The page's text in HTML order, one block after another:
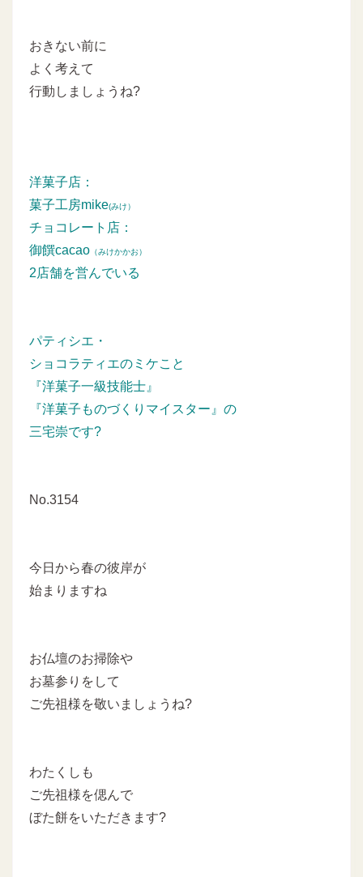
おきない前に
よく考えて
行動しましょうね?
洋菓子店：
菓子工房mike(みけ）
チョコレート店：
御饌cacao （みけかかお）
2店舗を営んでいる
パティシエ・
ショコラティエのミケこと
『洋菓子一級技能士』
『洋菓子ものづくりマイスター』の
三宅崇です?
No.3154
今日から春の彼岸が
始まりますね
お仏壇のお掃除や
お墓参りをして
ご先祖様を敬いましょうね?
わたくしも
ご先祖様を偲んで
ぼた餅をいただきます?